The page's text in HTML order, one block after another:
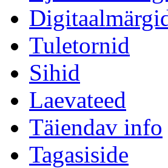
Tuletornid
Sihid
Laevateed
Täiendav info
Tagasiside